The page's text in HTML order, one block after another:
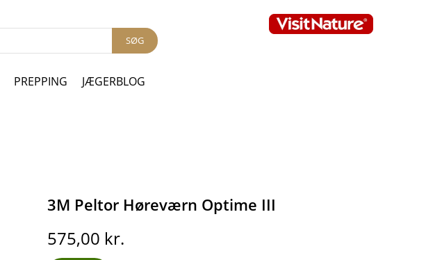
SØG
PREPPING JÆGERBLOG
3M Peltor Høreværn Optime III
575,00 kr.